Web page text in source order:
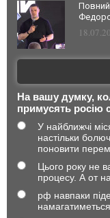
Повний
На вашу думку,
примусять росію
У найближчі
настільки
поновити
Цього року не
процесу. А от
рф навпаки